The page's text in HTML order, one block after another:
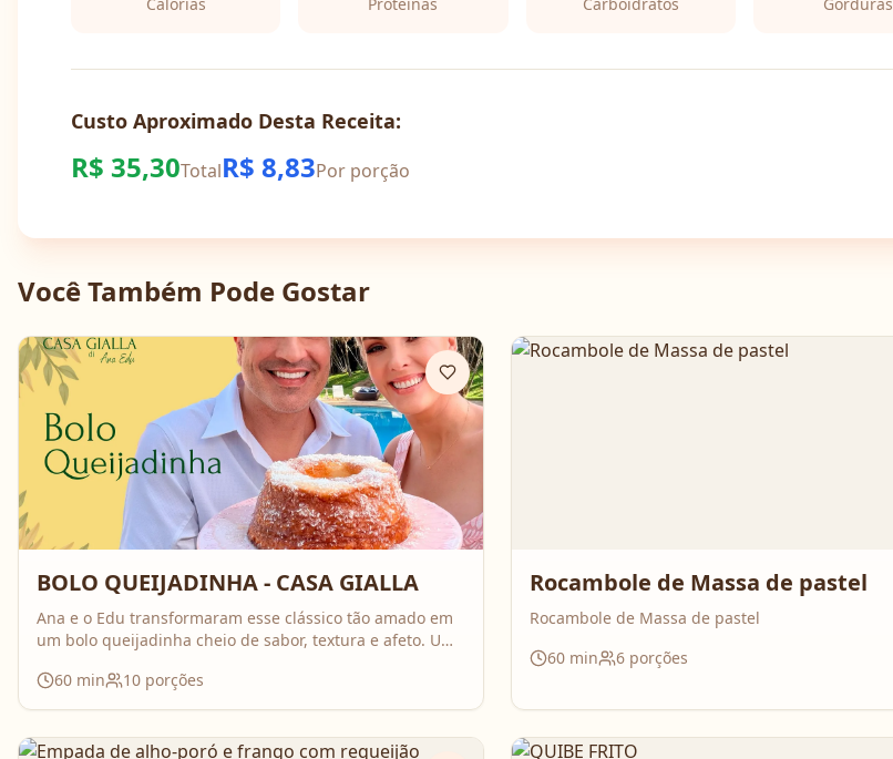
Custo Aproximado Desta Receita:
R$ 35,30TotalR$ 8,83Por porção
Você Também Pode Gostar
BOLO QUEIJADINHA - CASA GIALLA
Ana e o Edu transformaram esse clássico tão amado em
um bolo queijadinha cheio de sabor, textura e afeto. Uma
surpreende no resultado e perfuma a casa inteira
enquanto assa. Aperte o play, acompanhe o passo a
impossível de resistir 💛
60 min 10 porções
Rocambole de Massa de pastel
Rocambole de Massa de pastel
60 min 6 porções